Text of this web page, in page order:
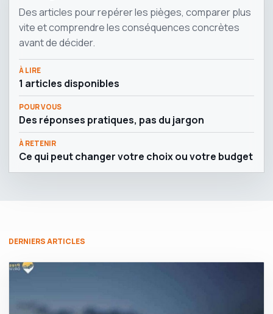
Des articles pour repérer les pièges, comparer plus
vite et comprendre les conséquences concrètes
avant de décider.
À LIRE
1 articles disponibles
POUR VOUS
Des réponses pratiques, pas du jargon
À RETENIR
Ce qui peut changer votre choix ou votre budget
DERNIERS ARTICLES